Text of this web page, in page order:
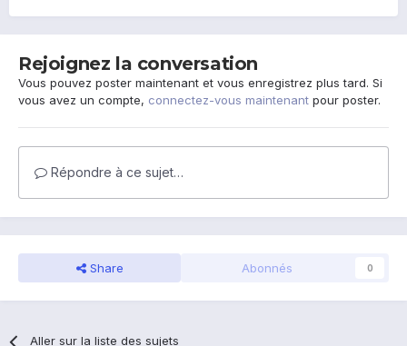
Rejoignez la conversation
Vous pouvez poster maintenant et vous enregistrez plus tard. Si
vous avez un compte, connectez-vous maintenant pour poster.
Répondre à ce sujet…
Share Abonnés 0
Aller sur la liste des sujets